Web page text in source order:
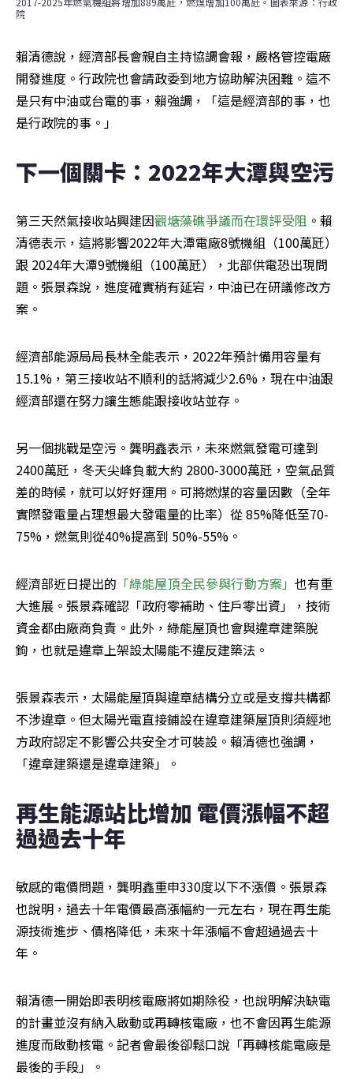
院
賴清德說，經濟部長會親自主持協調會報，嚴格管控電廠
開發進度。行政院也會請政委到地方協助解決困難。這不
是只有中油或台電的事，賴強調，「這是經濟部的事，也
是行政院的事。」
下一個關卡：2022年大潭與空污
第三天然氣接收站興建因觀塘藻礁爭議而在環評受阻 。賴
清德表示，這將影響2022年大潭電廠8號機組（100萬瓩）
跟 2024年大潭9號機組（100萬瓩），北部供電恐出現問
題。張景森說，進度確實稍有延宕，中油已在研議修改方
案。
經濟部能源局局長林全能表示，2022年預計備用容量有
15.1%，第三接收站不順利的話將減少2.6%，現在中油跟
經濟部還在努力讓生態能跟接收站並存。
另一個挑戰是空污。龔明鑫表示，未來燃氣發電可達到
2400萬瓩，冬天尖峰負載大約 2800-3000萬瓩，空氣品質
差的時候，就可以好好運用。可將燃煤的容量因數（全年
實際發電量占理想最大發電量的比率）從 85%降低至70-
75%，燃氣則從40%提高到 50%-55%。
經濟部近日提出的 「綠能屋頂全民參與行動方案」也有重
大進展。張景森確認「政府零補助、住戶零出資」，技術
資金都由廠商負責。此外，綠能屋頂也會與違章建築脫
鉤，也就是違章上架設太陽能不違反建築法。
張景森表示，太陽能屋頂與違章結構分立或是支撐共構都
不涉違章。但太陽光電直接鋪設在違章建築屋頂則須經地
方政府認定不影響公共安全才可裝設。賴清德也強調，
「違章建築還是違章建築」。
再生能源站比增加 電價漲幅不超
過過去十年
敏感的電價問題，龔明鑫重申330度以下不漲價。張景森
也說明，過去十年電價最高漲幅約一元左右，現在再生能
源技術進步、價格降低，未來十年漲幅不會超過過去十
年。
賴清德一開始即表明核電廠將如期除役，也說明解決缺電
的計畫並沒有納入啟動或再轉核電廠，也不會因再生能源
進度而啟動核電。記者會最後卻鬆口說「再轉核能電廠是
最後的手段」。